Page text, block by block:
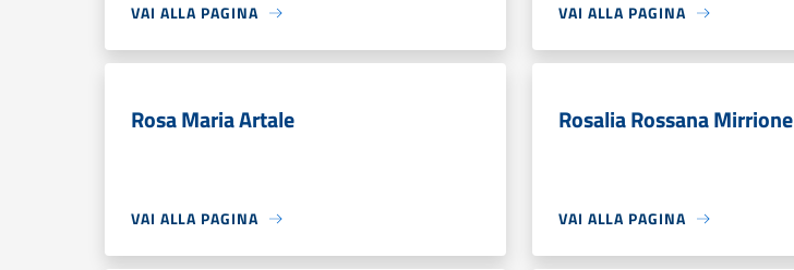
VAI ALLA PAGINA VAI ALLA PAGINA
Rosa Maria Artale
VAI ALLA PAGINA
Rosalia Rossana Mirrione
VAI ALLA PAGINA